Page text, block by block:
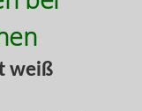
weiß